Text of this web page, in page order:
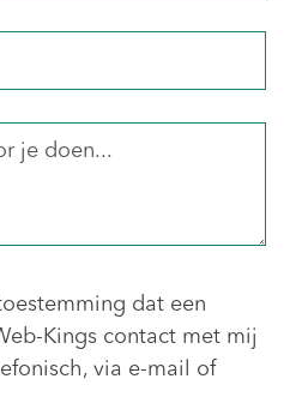
dat een
Kings contact met mij
via e-mail of